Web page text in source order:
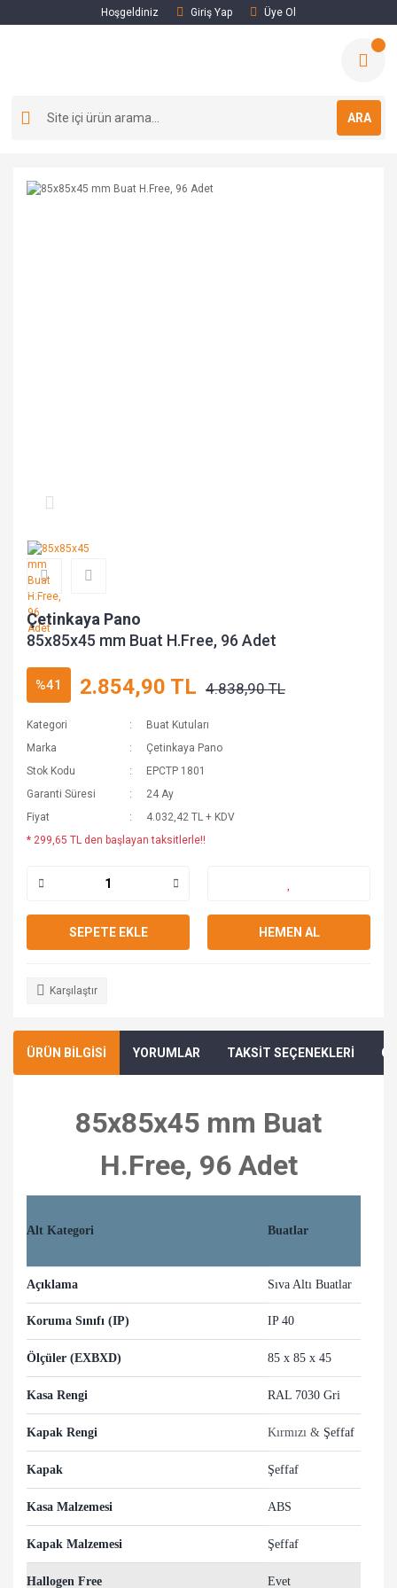
Hoşgeldiniz Giriş Yap Üye Ol
ARA
Çetinkaya Pano
85x85x45 mm Buat H.Free, 96 Adet
%41 2.854,90 TL 4.838,90 TL
Kategori
Buat Kutuları
Marka
Çetinkaya Pano
Stok Kodu
EPCTP 1801
Garanti Süresi
24 Ay
Fiyat
4.032,42 TL + KDV
* 299,65 TL den başlayan taksitlerle!!
SEPETE EKLE HEMEN AL
Karşılaştır
ÜRÜN BİLGİSİ YORUMLAR TAKSİT SEÇENEKLERİ
85x85x45 mm Buat
H.Free, 96 Adet
Alt Kategori Buatlar
Açıklama Sıva Altı Buatlar
Koruma Sınıfı (IP) IP 40
Ölçüler (EXBXD) 85 x 85 x 45
Kasa Rengi RAL 7030 Gri
Kapak Rengi Kırmızı & Şeffaf
Kapak Şeffaf
Kasa Malzemesi ABS
Kapak Malzemesi Şeffaf
Hallogen Free Evet